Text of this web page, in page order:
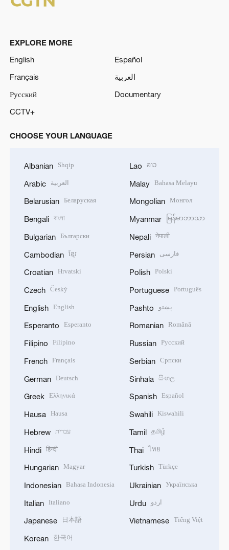
EXPLORE MORE
English
Español
Français
العربية
Русский
Documentary
CCTV+
CHOOSE YOUR LANGUAGE
Albanian Shqip
Arabic العربية
Belarusian Беларуская
Bengali বাংলা
Bulgarian Български
Cambodian ខ្មែរ
Croatian Hrvatski
Czech Český
English English
Esperanto Esperanto
Filipino Filipino
French Français
German Deutsch
Greek Ελληνικά
Hausa Hausa
Hebrew עברית
Hindi हिन्दी
Hungarian Magyar
Indonesian Bahasa Indonesia
Italian Italiano
Japanese 日本語
Korean 한국어
Lao ລາວ
Malay Bahasa Melayu
Mongolian Монгол
Myanmar မြန်မာဘာသာ
Nepali नेपाली
Persian فارسی
Polish Polski
Portuguese Português
Pashto پښتو
Romanian Română
Russian Русский
Serbian Српски
Sinhala සිංහල
Spanish Español
Swahili Kiswahili
Tamil தமிழ்
Thai ไทย
Turkish Türkçe
Ukrainian Українська
Urdu اردو
Vietnamese Tiếng Việt